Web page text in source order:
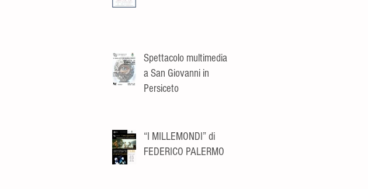
Spettacolo multimediale
a San Giovanni in
Persiceto
“I MILLEMONDI” di
FEDERICO PALERMO